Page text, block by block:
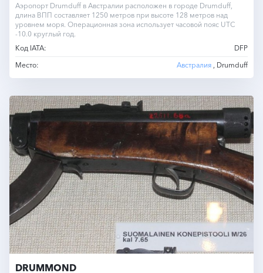
Аэропорт Drumduff в Австралии расположен в городе Drumduff,
длина ВПП составляет 1250 метров при высоте 128 метров над
уровнем моря. Операционная зона использует часовой пояс UTC
-10.0 круглый год.
Код IATA:
DFP
Место:
Австралия , Drumduff
DRUMMOND